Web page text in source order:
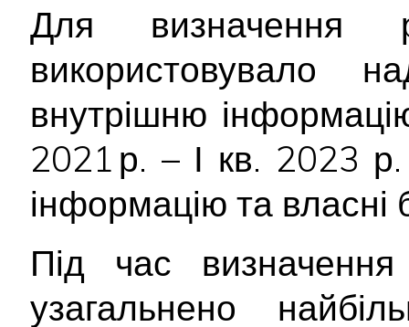
Для визначення
використовувало
внутрішню
2021 р. – І кв. 2023
інформацію та власні
Під час визначення
узагальнено